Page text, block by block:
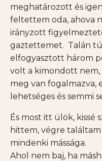
meghatározott és
feltettem oda, ahova
irányzott
gaztettemet. Talán
elfogyasztott három
volt a kimondott nem,
meg van fogalmazva,
lehetséges és semmi
És most itt ülök, kissé
hittem, végre
mindenki mássága.
Ahol nem baj, ha